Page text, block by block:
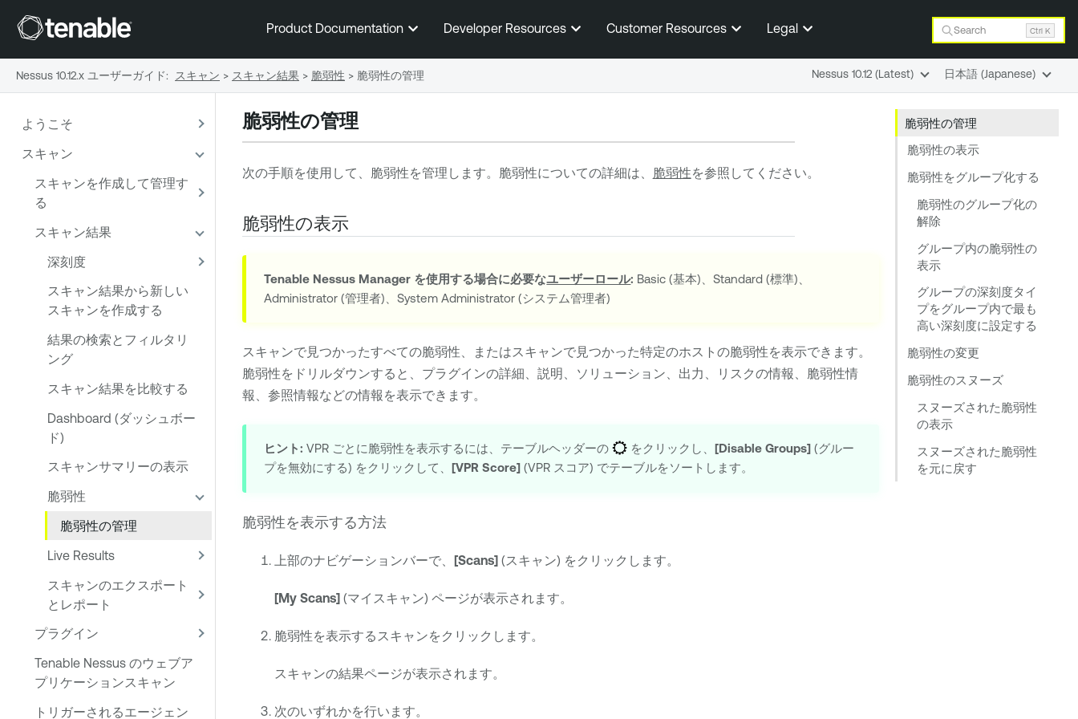
メインコンテンツに移動する
Product Documentation Developer Resources Customer Resources Legal Search Ctrl K
ようこそ
スキャン
スキャンを作成して管理す
る
スキャン結果
深刻度
スキャン結果から新しい
スキャンを作成する
結果の検索とフィルタリ
ング
スキャン結果を比較する
Dashboard (ダッシュボー
ド)
スキャンサマリーの表示
脆弱性
脆弱性の管理
Live Results
スキャンのエクスポート
とレポート
プラグイン
Tenable Nessus のウェブア
プリケーションスキャン
トリガーされるエージェン
脆弱性の管理
脆弱性の表示
脆弱性をグループ化する
脆弱性のグループ化の
解除
グループ内の脆弱性の
表示
グループの深刻度タイ
プをグループ内で最も
高い深刻度に設定する
脆弱性の変更
脆弱性のスヌーズ
スヌーズされた脆弱性
の表示
スヌーズされた脆弱性
を元に戻す
脆弱性の管理
次の手順を使用して、脆弱性を管理します。脆弱性についての詳細は、 脆弱性を参照してください。
脆弱性の表示
Tenable Nessus Manager を使用する場合に必要なユーザーロール: Basic (基本)、Standard (標準)、
Administrator (管理者)、System Administrator (システム管理者)
スキャンで見つかったすべての脆弱性、またはスキャンで見つかった特定のホストの脆弱性を表示できます。
脆弱性をドリルダウンすると、プラグインの詳細、説明、ソリューション、出力、リスクの情報、脆弱性情
報、参照情報などの情報を表示できます。
ヒント: VPR ごとに脆弱性を表示するには、テーブルヘッダーの をクリックし、 [Disable Groups](グルー
プを無効にする) をクリックして、[VPR Score] (VPR スコア) でテーブルをソートします。
脆弱性を表示する方法
上部のナビゲーションバーで、 [Scans](スキャン) をクリックします。
[My Scans](マイスキャン) ページが表示されます。
脆弱性を表示するスキャンをクリックします。
スキャンの結果ページが表示されます。
次のいずれかを行います。
Nessus 10.12.x ユーザーガイド: スキャン > スキャン結果 > 脆弱性 > 脆弱性の管理 Nessus 10.12 (Latest) 日本語 (Japanese)